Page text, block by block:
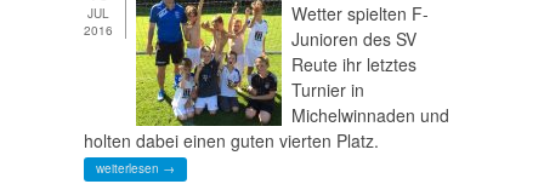
JUL
2016
Wetter spielten F-
Junioren des SV
Reute ihr letztes
Turnier in
Michelwinnaden und
holten dabei einen guten vierten Platz.
weiterlesen →